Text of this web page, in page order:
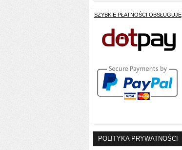
SZYBKIE PŁATNOŚCI OBSŁUGUJE
POLITYKA PRYWATNOŚCI